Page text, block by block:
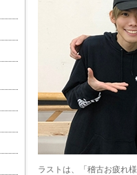
ラストは、「稽古お疲れ